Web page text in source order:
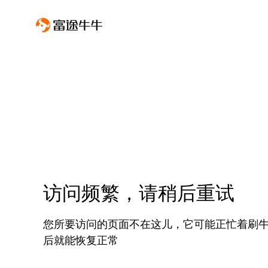
访问频繁，请稍后重试
您所要访问的页面不在这儿，它可能正忙着刷
后就能恢复正常